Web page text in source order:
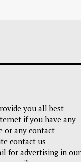
you all best
if you have any
or any contact
contact us
for advertising in our